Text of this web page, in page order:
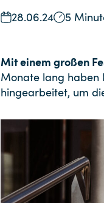
28.06.24 5
Mit einem großen
Monate lang haben
hingearbeitet, um